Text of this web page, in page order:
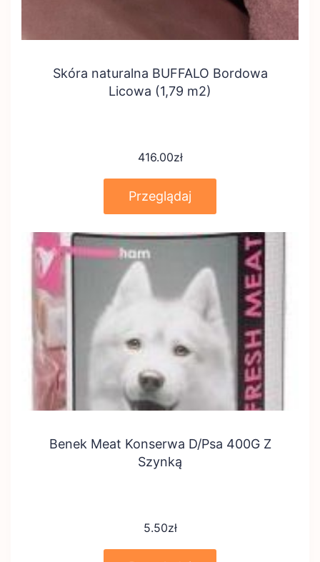
Skóra naturalna BUFFALO Bordowa
Licowa (1,79 m2)
416.00zł
Przeglądaj
Benek Meat Konserwa D/Psa 400G Z
Szynką
5.50zł